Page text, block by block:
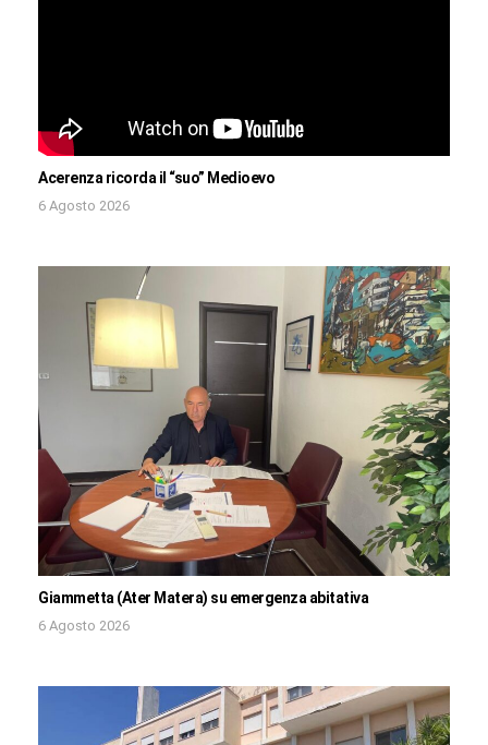
Acerenza ricorda il “suo” Medioevo
6 Agosto 2026
Giammetta (Ater Matera) su emergenza abitativa
6 Agosto 2026